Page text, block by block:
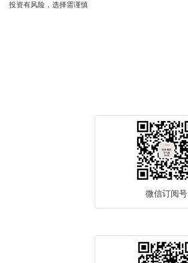
投资有风险，选择需谨慎
微信订阅号